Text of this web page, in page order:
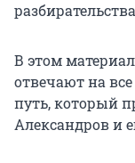
В этом
отвечают на
путь, который
Александров и